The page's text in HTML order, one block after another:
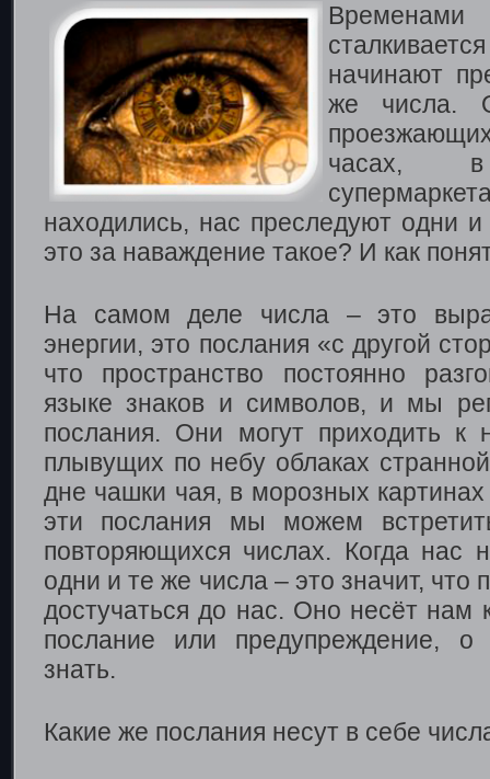
начинают
же числа.
часах,
находились, нас преследуют одни
это за наваждение такое? И как
На самом деле числа – это
энергии, это послания «с другой
что пространство постоянно
языке знаков и символов, и мы
послания. Они могут приходить к
плывущих по небу облаках
дне чашки чая, в морозных
эти послания мы можем
повторяющихся числах. Когда нас
одни и те же числа – это значит, что
достучаться до нас. Оно несёт нам
послание или предупреждение,
знать.
Какие же послания несут в себе